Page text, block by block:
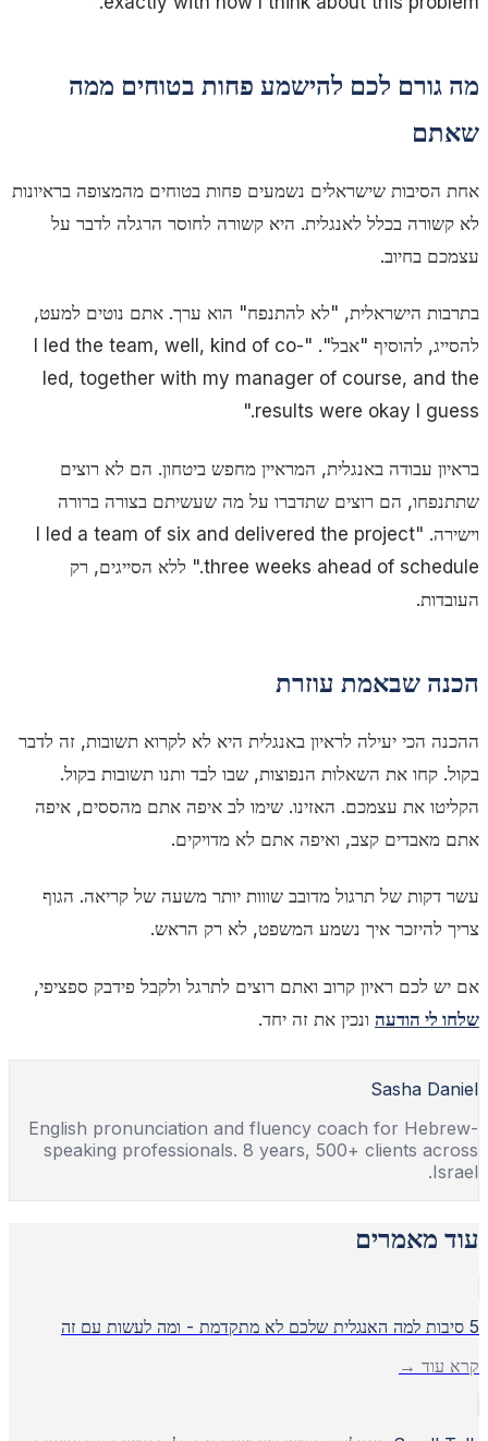
מה גורם לכם להישמע פחות בטוחים ממה
שאתם
אחת הסיבות שישראלים נשמעים פחות בטוחים מהמצופה בראיונות
לא קשורה בכלל לאנגלית. היא קשורה לחוסר הרגלה לדבר על
עצמכם בחיוב.
בתרבות הישראלית, "לא להתנפח" הוא ערך. אתם נוטים למעט,
להסייג, להוסיף "אבל". "I led the team, well, kind of co-
led, together with my manager of course, and the
results were okay I guess."
בראיון עבודה באנגלית, המראיין מחפש ביטחון. הם לא רוצים
שתתנפחו, הם רוצים שתדברו על מה שעשיתם בצורה ברורה
וישירה. "I led a team of six and delivered the project
three weeks ahead of schedule." ללא הסייגים, רק
העובדות.
הכנה שבאמת עוזרת
ההכנה הכי יעילה לראיון באנגלית היא לא לקרוא תשובות, זה לדבר
בקול. קחו את השאלות הנפוצות, שבו לבד ותנו תשובות בקול.
הקליטו את עצמכם. האזינו. שימו לב איפה אתם מהססים, איפה
אתם מאבדים קצב, ואיפה אתם לא מדויקים.
עשר דקות של תרגול מדובב שווות יותר משעה של קריאה. הגוף
צריך להיזכר איך נשמע המשפט, לא רק הראש.
אם יש לכם ראיון קרוב ואתם רוצים לתרגל ולקבל פידבק ספציפי,
שלחו לי הודעה ונכין את זה יחד.
Sasha Daniel
English pronunciation and fluency coach for Hebrew-
speaking professionals. 8 years, 500+ clients across
Israel.
עוד מאמרים
5 סיבות למה האנגלית שלכם לא מתקדמת - ומה לעשות עם זה
קרא עוד →